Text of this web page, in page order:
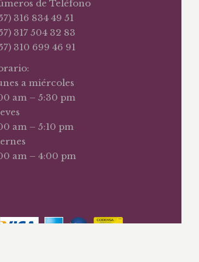
de Teléfono
316 834 49 51
317 504 32 83
310 699 46 91
a miércoles
am – 5:30 pm
am – 5:10 pm
am – 4:00 pm